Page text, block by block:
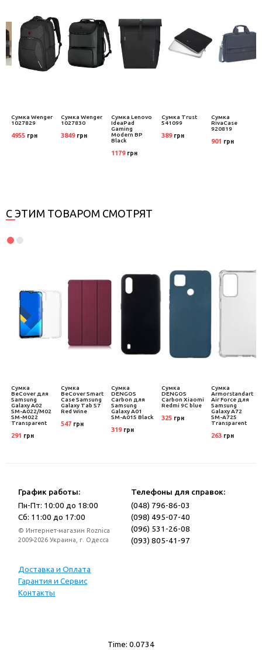
Сумка Wenger
1027829
4955 грн
Сумка Wenger
1027830
3849 грн
Сумка Lenovo
IdeaPad
Gaming
Modern BP
Black
1179 грн
Сумка Trust
541099
389 грн
Сумка
RivaCase
920819
901 грн
С ЭТИМ ТОВАРОМ СМОТРЯТ
Сумка
BeCover для
Samsung
Galaxy A02
SM-A022/M02
SM-M022
Transparent
291 грн
Сумка
BeCover Smart
Case Samsung
Galaxy Tab S7
Red Wine
547 грн
Сумка
DENGOS
Carbon для
Samsung
Galaxy A01
SM-A015 Black
319 грн
Сумка
DENGOS
Carbon Xiaomi
Redmi 9C blue
325 грн
Сумка
Armorstandart
Air Force для
Samsung
Galaxy A72
SM-A725
Transparent
263 грн
График работы:
Пн-Пт: 10:00 до 18:00
Сб: 11:00 до 17:00
© Интернет-магазин Roznica
2009-2026 Украина, г. Одесса
Телефоны для справок:
(048) 796-86-03
(098) 495-07-40
(096) 531-26-08
(093) 805-41-97
Доставка и Оплата
Гарантия и Сервис
Контакты
Time: 0.0734